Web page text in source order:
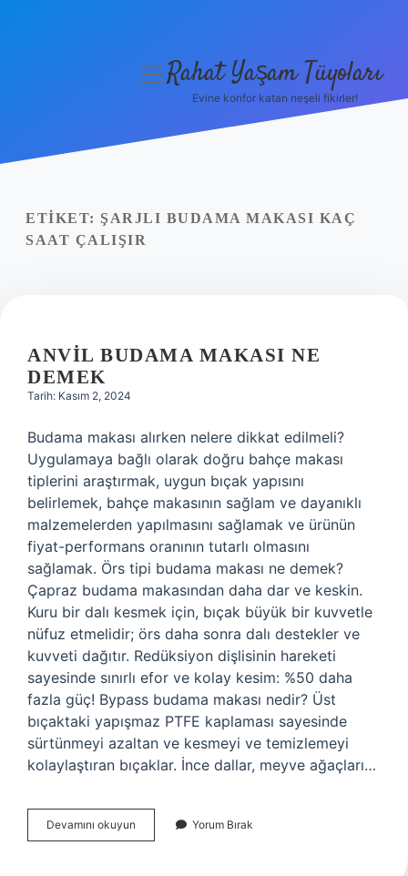
Yasal Uyarı
menüyü
Rahat Yaşam Tüyoları
Evine konfor katan neşeli fikirler!
ETIKET: ŞARJLI BUDAMA MAKASI KAÇ
SAAT ÇALIŞIR
ANVIL BUDAMA MAKASI NE
DEMEK
Tarih: Kasım 2, 2024
Budama makası alırken nelere dikkat edilmeli?
Uygulamaya bağlı olarak doğru bahçe makası
tiplerini araştırmak, uygun bıçak yapısını
belirlemek, bahçe makasının sağlam ve dayanıklı
malzemelerden yapılmasını sağlamak ve ürünün
fiyat-performans oranının tutarlı olmasını
sağlamak. Örs tipi budama makası ne demek?
Çapraz budama makasından daha dar ve keskin.
Kuru bir dalı kesmek için, bıçak büyük bir kuvvetle
nüfuz etmelidir; örs daha sonra dalı destekler ve
kuvveti dağıtır. Redüksiyon dişlisinin hareketi
sayesinde sınırlı efor ve kolay kesim: %50 daha
fazla güç! Bypass budama makası nedir? Üst
bıçaktaki yapışmaz PTFE kaplaması sayesinde
sürtünmeyi azaltan ve kesmeyi ve temizlemeyi
kolaylaştıran bıçaklar. İnce dallar, meyve ağaçları…
Devamını okuyun
Budama
Yorum Bırak